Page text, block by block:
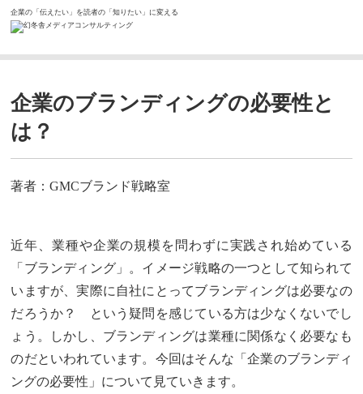
企業の「伝えたい」を読者の「知りたい」に変える
ホーム コラム 企業のブランディングの必要性とは？
企業のブランディングの必要性と
は？
著者：GMCブランド戦略室
近年、業種や企業の規模を問わずに実践され始めている
「ブランディング」。イメージ戦略の一つとして知られて
いますが、実際に自社にとってブランディングは必要なの
だろうか？ という疑問を感じている方は少なくないでし
ょう。しかし、ブランディングは業種に関係なく必要なも
のだといわれています。今回はそんな「企業のブランディ
ングの必要性」について見ていきます。